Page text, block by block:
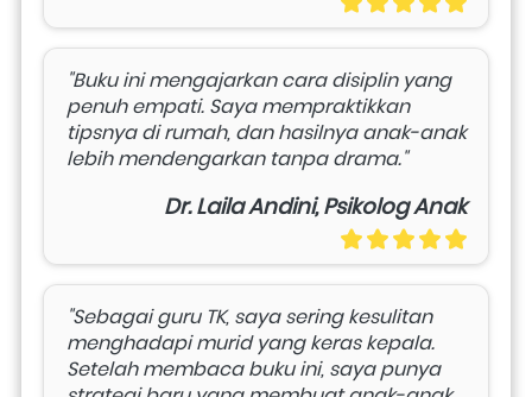
"Buku ini mengajarkan cara disiplin yang
penuh empati. Saya mempraktikkan
tipsnya di rumah, dan hasilnya anak-anak
lebih mendengarkan tanpa drama."
Dr. Laila Andini, Psikolog Anak
"Sebagai guru TK, saya sering kesulitan
menghadapi murid yang keras kepala.
Setelah membaca buku ini, saya punya